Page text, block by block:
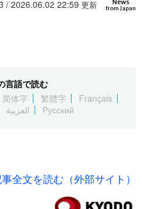
繁體字
العربية
Images
お知らせ
News
from Japan
/ 2026.06.02 22:59 更新
言語で読む
简体字 繁體字
Français
العربية Русский
全文を読む（外部サイト）